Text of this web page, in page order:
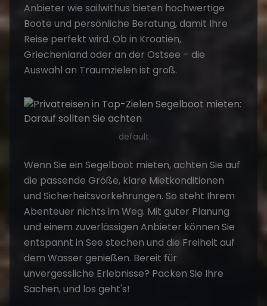
Anbieter wie sailwithus bieten hochwertige
Boote und persönliche Beratung, damit Ihre
Reise perfekt wird. Ob in Kroatien,
Griechenland oder an der Ostsee – die
Auswahl an Traumzielen ist groß.
default
Wenn Sie ein Segelboot mieten, achten Sie auf
die passende Größe, klare Mietkonditionen
und Sicherheitsvorkehrungen. So steht Ihrem
Abenteuer nichts im Weg. Mit guter Planung
und einem zuverlässigen Anbieter können Sie
entspannt in See stechen und die Freiheit auf
dem Wasser genießen. Bereit für
unvergessliche Erlebnisse? Packen Sie Ihre
Sachen,und los geht's!